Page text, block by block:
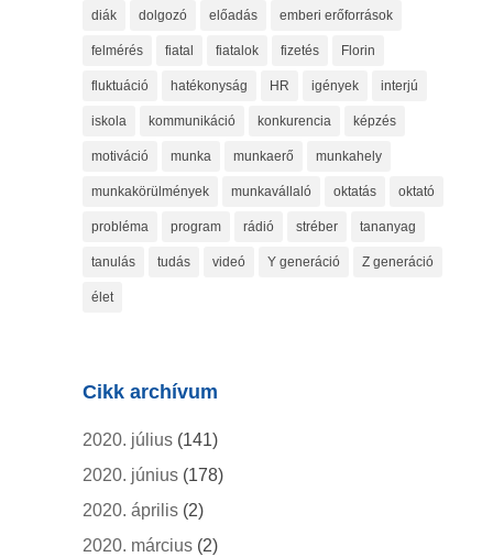
diák dolgozó előadás emberi erőforrások
felmérés fiatal fiatalok fizetés Florin
fluktuáció hatékonyság HR igények interjú
iskola kommunikáció konkurencia képzés
motiváció munka munkaerő munkahely
munkakörülmények munkavállaló oktatás oktató
probléma program rádió stréber tananyag
tanulás tudás videó Y generáció Z generáció
élet
Cikk archívum
2020. július(141)
2020. június(178)
2020. április(2)
2020. március(2)